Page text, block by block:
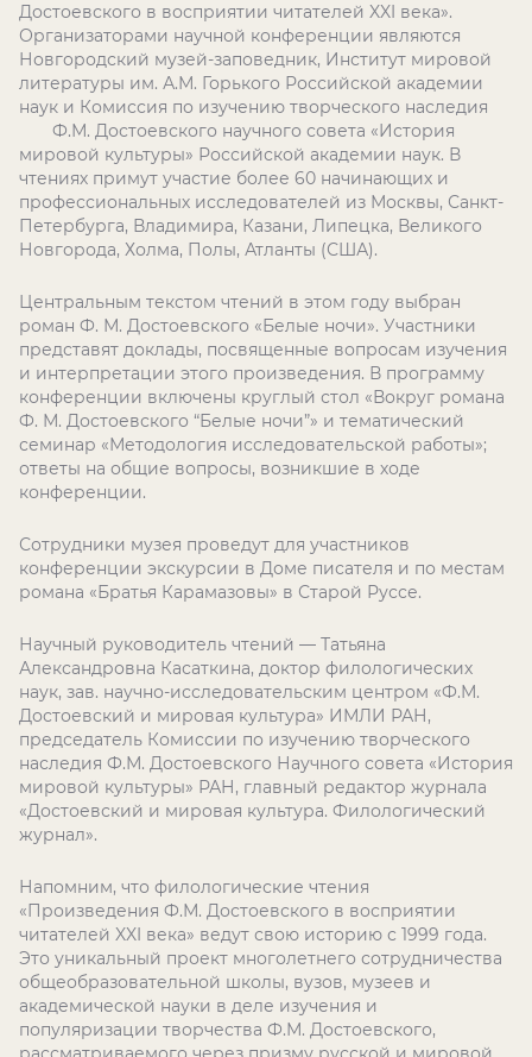
Достоевского в восприятии читателей XXI века».
Организаторами научной конференции являются
Новгородский музей-заповедник, Институт мировой
литературы им. А.М. Горького Российской академии
наук и Комиссия по изучению творческого наследия
Ф.М. Достоевского научного совета «История
мировой культуры» Российской академии наук. В
чтениях примут участие более 60 начинающих и
профессиональных исследователей из Москвы, Санкт-
Петербурга, Владимира, Казани, Липецка, Великого
Новгорода, Холма, Полы, Атланты (США).
Центральным текстом чтений в этом году выбран
роман Ф. М. Достоевского «Белые ночи». Участники
представят доклады, посвященные вопросам изучения
и интерпретации этого произведения. В программу
конференции включены круглый стол «Вокруг романа
Ф. М. Достоевского “Белые ночи”» и тематический
семинар «Методология исследовательской работы»;
ответы на общие вопросы, возникшие в ходе
конференции.
Сотрудники музея проведут для участников
конференции экскурсии в Доме писателя и по местам
романа «Братья Карамазовы» в Старой Руссе.
Научный руководитель чтений — Татьяна
Александровна Касаткина, доктор филологических
наук, зав. научно-исследовательским центром «Ф.М.
Достоевский и мировая культура» ИМЛИ РАН,
председатель Комиссии по изучению творческого
наследия Ф.М. Достоевского Научного совета «История
мировой культуры» РАН, главный редактор журнала
«Достоевский и мировая культура. Филологический
журнал».
Напомним, что филологические чтения
«Произведения Ф.М. Достоевского в восприятии
читателей XXI века» ведут свою историю с 1999 года.
Это уникальный проект многолетнего сотрудничества
общеобразовательной школы, вузов, музеев и
академической науки в деле изучения и
популяризации творчества Ф.М. Достоевского,